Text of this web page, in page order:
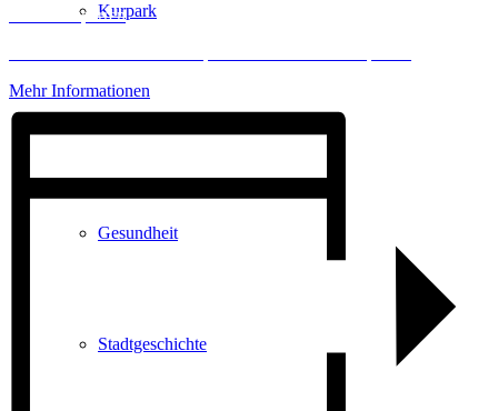
Kurpark
Gesundheit
Stadtgeschichte
Inhalt entsperren
Mehr Informationen